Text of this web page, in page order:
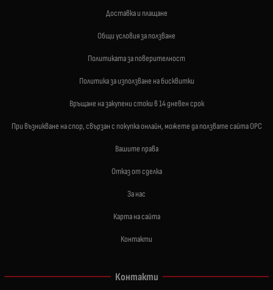
Доставка и плащане
Общи условия за ползване
Политиката за поверителност
Политика за използване на бисквитки
Връщане на закупени стоки в 14 дневен срок
При възникване на спор, свързан с покупка онлайн, можете да ползвате сайта ОРС
Вашите права
Отказ от сделка
За нас
Карта на сайта
Контакти
Контакти